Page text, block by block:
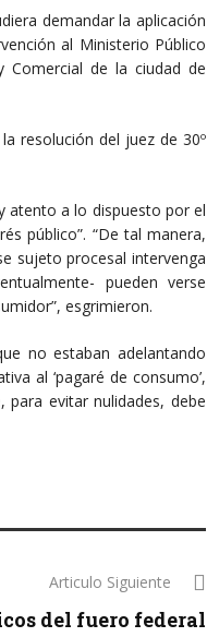
demandar la aplicación
al Ministerio Público
Comercial de la ciudad de
resolución del juez de 30º
atento a lo dispuesto por el
público”. “De tal manera,
sujeto procesal intervenga
pueden verse
esgrimieron.
no estaban adelantando
al ‘pagaré de consumo’,
para evitar nulidades, debe
Articulo Siguiente
del fuero federal